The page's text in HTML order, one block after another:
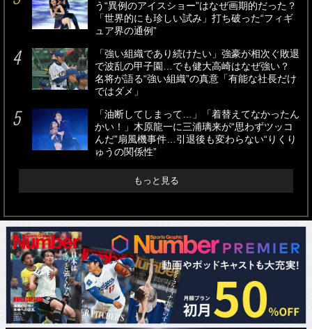
う“異例のアイスショー”はなぜ画期的だった？
「世界的にも珍しい試み」打ち破った“フィギ
ュア界の通例”
「強い組織であり続けたい」強豪が相次ぐ敗退
で波乱の甲子園…でも健大高崎はなぜ強い？
名将が語る“強い組織”の真意「有能な社長だけ
ではダメ」
「油断してしまって…」「着替えてなかったん
かい！」木原龍一に三浦璃来が“思わずツッコ
んだ”扇風機事件…引退後も変わらない“りくり
ゅうの関係性”
もっと見る